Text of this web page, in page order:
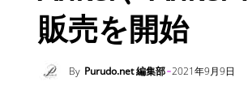
販売を開始
By Purudo.net 編集部 2021年9月9日